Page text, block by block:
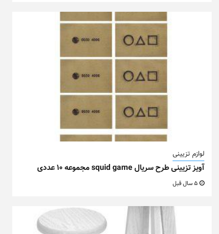
لوازم تزیینی
آویز تزیینی طرح سریال squid game مجموعه ۱۰ عددی